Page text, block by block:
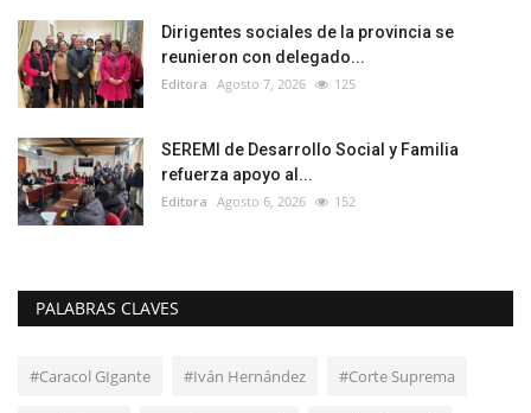
Dirigentes sociales de la provincia se
reunieron con delegado...
Editora Agosto 7, 2026 125
SEREMI de Desarrollo Social y Familia
refuerza apoyo al...
Editora Agosto 6, 2026 152
PALABRAS CLAVES
#Caracol GIgante #Iván Hernández #Corte Suprema